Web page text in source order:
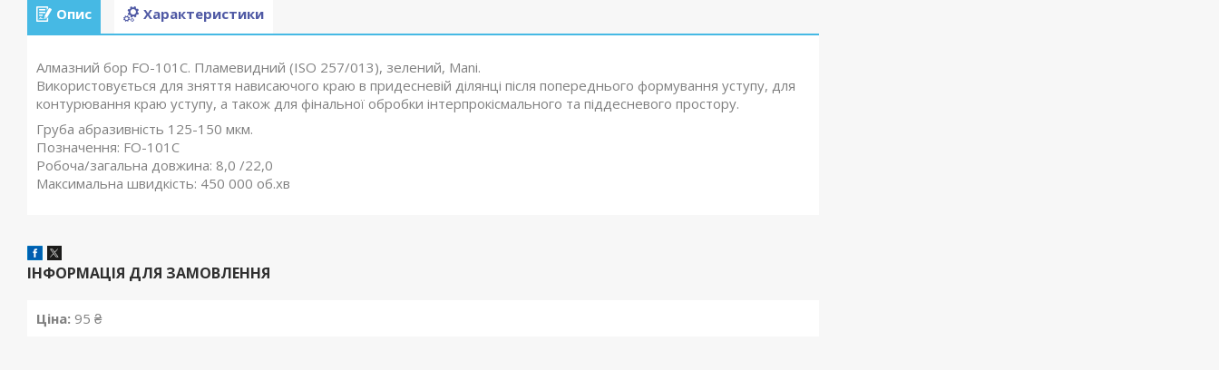
Опис Характеристики
Алмазний бор FO-101C. Пламевидний (ISO 257/013), зелений, Mani.
Використовується для зняття нависаючого краю в придесневій ділянці після попереднього формування уступу, для
контурювання краю уступу, а також для фінальної обробки інтерпрокісмального та піддесневого простору.
Груба абразивність 125-150 мкм.
Позначення: FO-101C
Робоча/загальна довжина: 8,0 /22,0
Максимальна швидкість: 450 000 об.хв
ІНФОРМАЦІЯ ДЛЯ ЗАМОВЛЕННЯ
Ціна: 95 ₴